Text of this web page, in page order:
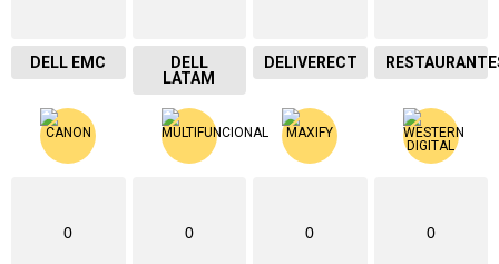
DELL EMC
DELL
LATAM
DELIVERECT
0 0 0 0